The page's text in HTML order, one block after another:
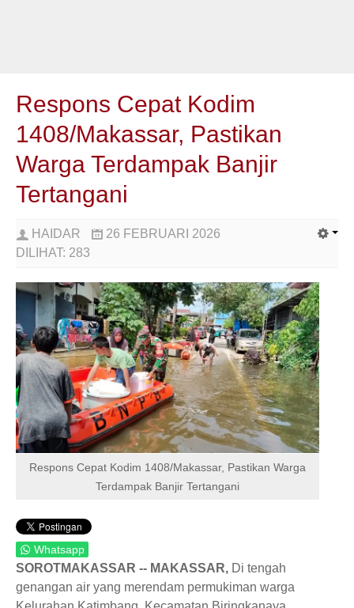
Respons Cepat Kodim
1408/Makassar, Pastikan
Warga Terdampak Banjir
Tertangani
HAIDAR
26 FEBRUARI 2026
DILIHAT: 283
Respons Cepat Kodim 1408/Makassar, Pastikan Warga
Terdampak Banjir Tertangani
Whatsapp
SOROTMAKASSAR -- MAKASSAR, Di tengah
genangan air yang merendam permukiman warga